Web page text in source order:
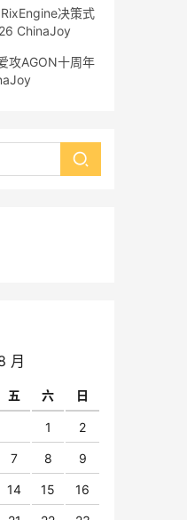
决策式
ChinaJoy
攻AGON十周年
月
五 六 日
1 2
7 8 9
14 15 16